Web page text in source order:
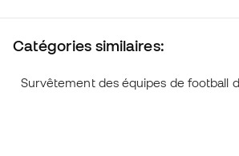
Catégories similaires:
Survêtement des équipes de football